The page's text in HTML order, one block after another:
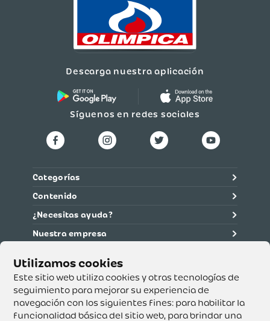
Este sitio web utiliza cookies y otras tecnologías de
seguimiento para mejorar su experiencia de
navegación con los siguientes fines: para habilitar la
funcionalidad básica del sitio web, para brindar una
Descarga nuestra aplicación
Síguenos en redes sociales
Categorías
Contenido
¿Necesitas ayuda?
Nuestra empresa
Supertiendas y Drogería Olímpica S.A. - Nit 890.107.487 -
Dirección de notificación: Calle 53 No. 46-192 local 3-01